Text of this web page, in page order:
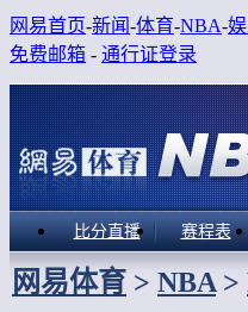
网易首页-新闻-体育-NBA-
免费邮箱 - 通行证登录
比分直播 赛程表
网易体育 > NBA >